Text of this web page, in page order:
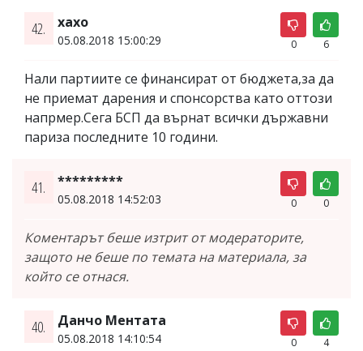
42. хахо
05.08.2018 15:00:29 0 6
Нали партиите се финансират от бюджета,за да
не приемат дарения и спонсорства като оттози
напрмер.Сега БСП да върнат всички държавни
париза последните 10 години.
41. *********
05.08.2018 14:52:03 0 0
Коментарът беше изтрит от модераторите,
защото не беше по темата на материала, за
който се отнася.
40. Данчо Ментата
05.08.2018 14:10:54 0 4